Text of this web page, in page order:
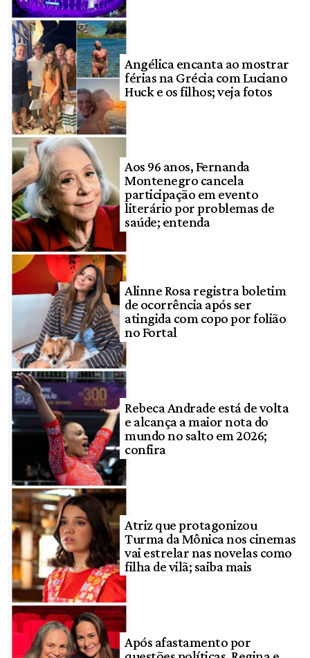
Angélica encanta ao mostrar
férias na Grécia com Luciano
Huck e os filhos; veja fotos
Aos 96 anos, Fernanda
Montenegro cancela
participação em evento
literário por problemas de
saúde; entenda
Alinne Rosa registra boletim
de ocorrência após ser
atingida com copo por folião
no Fortal
Rebeca Andrade está de volta
e alcança a maior nota do
mundo no salto em 2026;
confira
Atriz que protagonizou
Turma da Mônica nos cinemas
vai estrelar nas novelas como
filha de vilã; saiba mais
Após afastamento por